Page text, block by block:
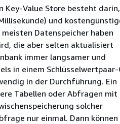
Key-Value Store besteht darin,
und
Datenspeicher haben
die aber selten aktualisiert
immer langsamer und
in einem Schlüsselwertpaar-
in der Durchführung. Ein
Tabellen oder Abfragen mit
solcher
nur einmal. Dann können